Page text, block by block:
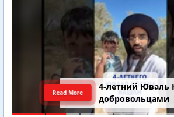
4-летний Юваль
добровольцами
Read More